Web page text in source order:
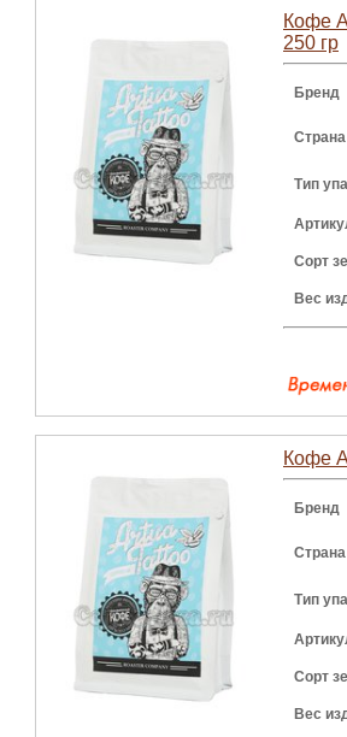
Кофе
250 гр
Бренд
Тип
Сорт
Вес
Кофе
Бренд
Тип
Сорт
Вес